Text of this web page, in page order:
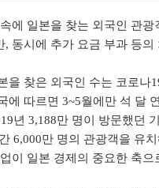
에 일본을 찾는 외국인 관
, 동시에 추가 요금 부과 등의
을 찾은 외국인 수는 코로나
에 따르면 3~5월에만 석 달
년 3,188만 명이 방문했던
6,000만 명의 관광객을 유
이 일본 경제의 중요한 축으